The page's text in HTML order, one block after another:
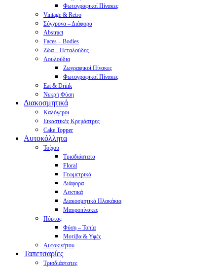
Φωτογραφικοί Πίνακες
Vintage & Retro
Σύγχρονα – Διάφορα
Abstract
Faces – Bodies
Ζώα – Πεταλούδες
Λουλούδια
Ζωγραφικοί Πίνακες
Φωτογραφικοί Πίνακες
Eat & Drink
Νεκρή Φύση
Διακοσμητικά
Καλόγεροι
Εικαστικές Κρεμάστρες
Cake Topper
Αυτοκόλλητα
Τοίχου
Τρισδιάστατα
Floral
Γεωμετρικά
Διάφορα
Λεκτικά
Διακοσμητικά Πλακάκια
Μαυροπίνακες
Πόρτας
Φύση – Τοπία
Μοτίβα & Υφές
Αυτοκινήτου
Ταπετσαρίες
Τρισδιάστατες